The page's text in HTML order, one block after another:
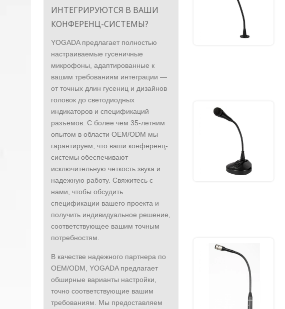
ИНТЕГРИРУЮТСЯ В ВАШИ
КОНФЕРЕНЦ-СИСТЕМЫ?
YOGADA предлагает полностью
настраиваемые гусеничные
микрофоны, адаптированные к
вашим требованиям интеграции —
от точных длин гусениц и дизайнов
головок до светодиодных
индикаторов и спецификаций
разъемов. С более чем 35-летним
опытом в области OEM/ODM мы
гарантируем, что ваши конференц-
системы обеспечивают
исключительную четкость звука и
надежную работу. Свяжитесь с
нами, чтобы обсудить
спецификации вашего проекта и
получить индивидуальное решение,
соответствующее вашим точным
потребностям.
В качестве надежного партнера по
OEM/ODM, YOGADA предлагает
обширные варианты настройки,
точно соответствующие вашим
требованиям. Мы предоставляем